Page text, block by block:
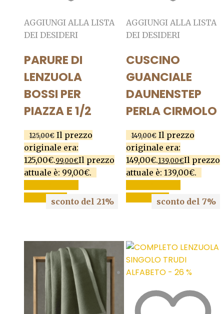
AGGIUNGI ALLA LISTA
DEI DESIDERI
PARURE DI
LENZUOLA
BOSSI PER
PIAZZA E 1/2
125,00€ Il prezzo
originale era:
125,00€.99,00€Il prezzo
attuale è: 99,00€.
CARRELLOsconto del 21%
AGGIUNGI ALLA LISTA
DEI DESIDERI
CUSCINO
GUANCIALE
DAUNENSTEP
PERLA CIRMOLO
149,00€ Il prezzo
originale era:
149,00€.139,00€Il prezzo
attuale è: 139,00€.
CARRELLOsconto del 7%